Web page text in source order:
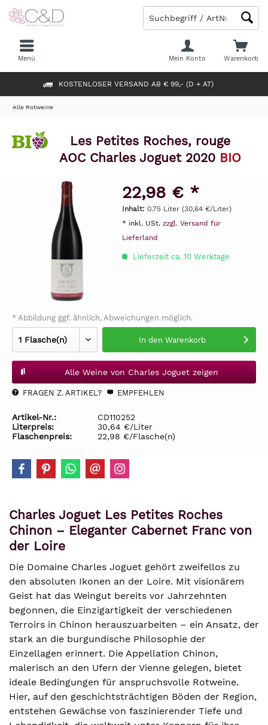
KOSTENLOSER VERSAND AB € 99,- (D + AT)
Warenkorb
Mein Konto
Menü
Alle Rotweine
Les Petites Roches, rouge
AOC Charles Joguet 2020 BIO
22,98 € *
Inhalt: 0.75 Liter (30,64 €/Liter)
* inkl. USt. zzgl. Versand für
Lieferland
Lieferzeit ca. 10 Werktage
* Abbildung ggf. ähnlich, Abweichungen möglich.
In den Warenkorb
Alle Weine von Charles Joguet zeigen
FRAGEN Z. ARTIKEL? EMPFEHLEN
Artikel-Nr.:
CD110252
Literpreis:
30,64 €/Liter
Flaschenpreis:
22,98 €/Flasche(n)
Charles Joguet Les Petites Roches
Chinon – Eleganter Cabernet Franc von
der Loire
Die Domaine Charles Joguet gehört zweifellos zu
den absoluten Ikonen an der Loire. Mit visionärem
Geist hat das Weingut bereits vor Jahrzehnten
begonnen, die Einzigartigkeit der verschiedenen
Terroirs in Chinon herauszuarbeiten – ein Ansatz, der
stark an die burgundische Philosophie der
Einzellagen erinnert. Die Appellation Chinon,
malerisch an den Ufern der Vienne gelegen, bietet
ideale Bedingungen für anspruchsvolle Rotweine.
Hier, auf den geschichtsträchtigen Böden der Region,
entstehen Gewächse von faszinierender Tiefe und